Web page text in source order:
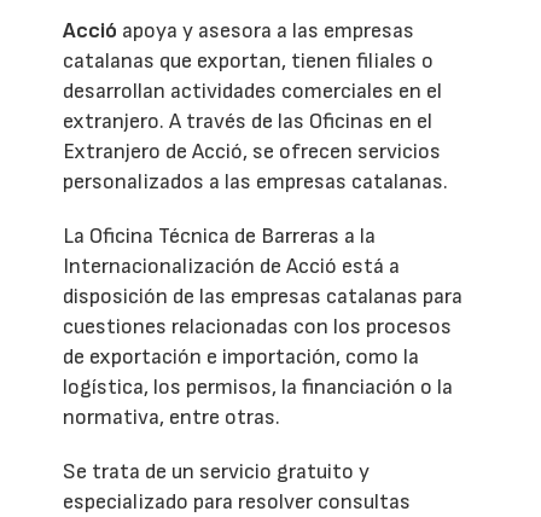
Acció apoya y asesora a las empresas
catalanas que exportan, tienen filiales o
desarrollan actividades comerciales en el
extranjero. A través de las Oficinas en el
Extranjero de Acció, se ofrecen servicios
personalizados a las empresas catalanas.
La Oficina Técnica de Barreras a la
Internacionalización de Acció está a
disposición de las empresas catalanas para
cuestiones relacionadas con los procesos
de exportación e importación, como la
logística, los permisos, la financiación o la
normativa, entre otras.
Se trata de un servicio gratuito y
especializado para resolver consultas